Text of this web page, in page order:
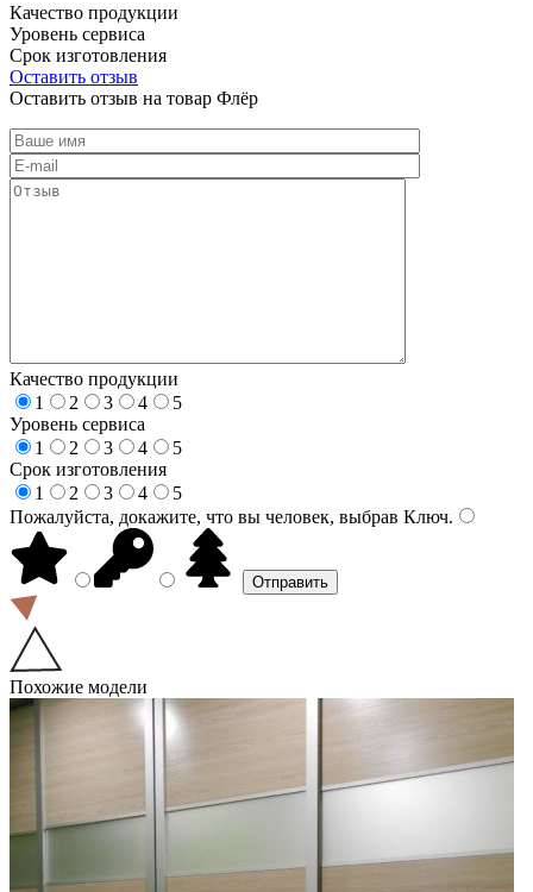
Качество продукции
Уровень сервиса
Срок изготовления
Оставить отзыв
Оставить отзыв на товар Флёр
Качество продукции
1
2 3 4
5
Уровень сервиса
1
2 3 4
5
Срок изготовления
1
2 3 4
5
Пожалуйста, докажите, что вы человек, выбрав Ключ.
Похожие модели